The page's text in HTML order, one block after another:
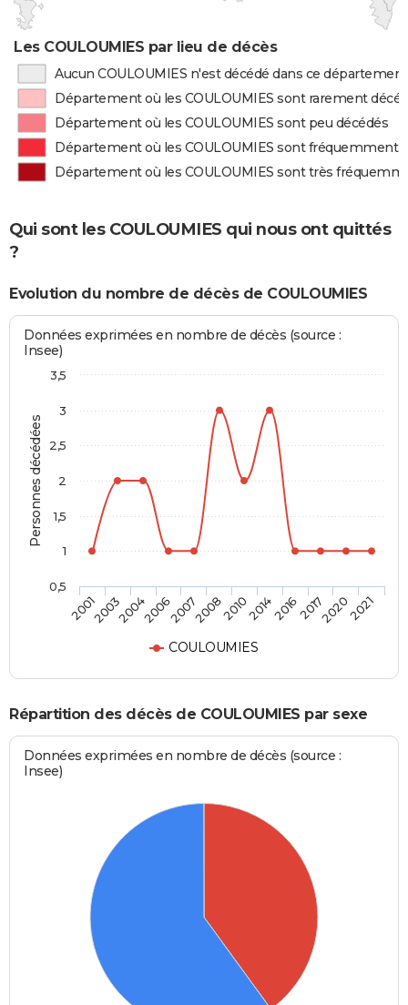
Les COULOUMIES par lieu de décès
Aucun COULOUMIES n'est décédé dans ce département
Département où les COULOUMIES sont rarement
Département où les COULOUMIES sont peu décédés
Département où les COULOUMIES sont fréquemment
Département où les COULOUMIES sont très
Qui sont les COULOUMIES qui nous ont quittés
?
Evolution du nombre de décès de COULOUMIES
Personnes décédées
Données exprimées en nombre de décès (source :
Insee)
COULOUMIES
200120032004200620072008201020142016201720202021
0,5
1
1,5
2
2,5
3
3,5
Répartition des décès de COULOUMIES par sexe
Données exprimées en nombre de décès (source :
Insee)